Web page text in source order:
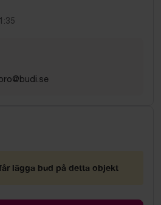
lägga bud på detta objekt